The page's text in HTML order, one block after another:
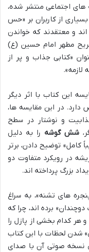
های اجتماعی منتشر شده،
از کاربران بر «حس
و معتقدند که خواندن
مطهر امام حسین (ع)
«کتابی جذاب و پر از
این کتاب با اثر دیگر
در این مقایسه ها،
و نوشتار در سطح
شش گوشه را به دلیل
کامل» توضیح دادن، برتر
در رویکرد متفاوت دو
بزرگ پرداخته اند.
های تشنه»، به سراغ
برده اند، چرا که
هر کدام بخشی از پازل را
شدن لحظات با این کتاب
نسخه صوتی آن با صدای